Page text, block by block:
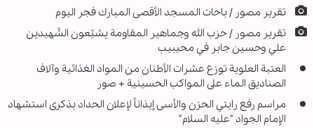
تقرير مصور / باحات المسجد الأقصى المبارك فجر اليوم
تقریر مصور / حزب الله وجماهير المقاومة يشيّعون الشّهيدين
علي وحسين جابر في محيبيب
العتبة العلوية توزع عشرات الأطنان من المواد الغذائية وآلاف
الصناديق الماء على المواكب الحسينية + صور
مراسم رفع رايتي الحزن والأسى إيذاناً لإعلان الحداد بذكرى استشهاد
الإمام الجواد "عليه السلام"